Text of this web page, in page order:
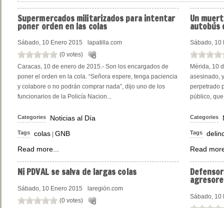
Supermercados militarizados para intentar
poner orden en las colas
Sábado, 10 Enero 2015
lapatilla.com
(0 votes)
Caracas, 10 de enero de 2015.- Son los encargados de
poner el orden en la cola. “Señora espere, tenga paciencia
y colabore o no podrán comprar nada”, dijo uno de los
funcionarios de la Policía Nacion...
Categories Noticias al Día
Tags colas GNB
Read more...
Un
autobús
Sábado, 10
Mérida, 10
asesinado,
perpetrado
público,
Categories
Tags
Read
Ni PDVAL se salva de largas colas
Sábado, 10 Enero 2015
laregión.com
(0 votes)
Sábado, 10